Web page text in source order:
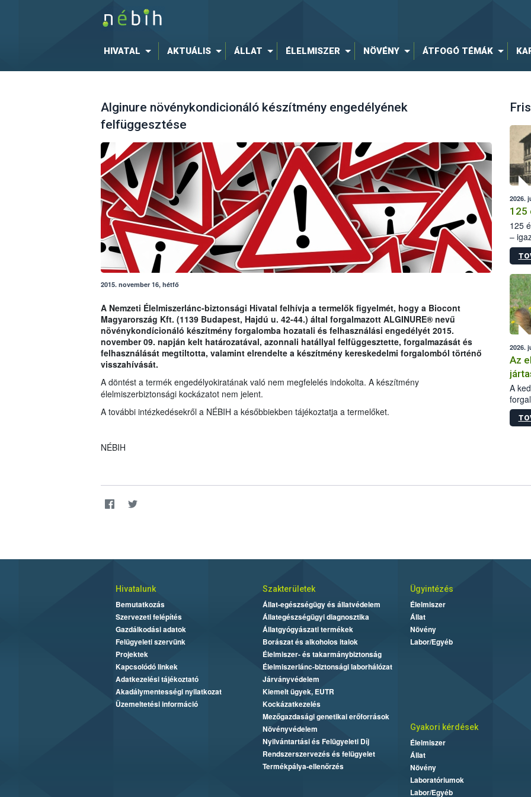
HIVATAL AKTUÁLIS ÁLLAT ÉLELMISZER NÖVÉNY ÁTFOGÓ TÉMÁK
Alginure növénykondicionáló készítmény engedélyének
felfüggesztése
2015. november 16, hétfő
A Nemzeti Élelmiszerlánc-biztonsági Hivatal felhívja a termelők figyelmét, hogy a Biocont
Magyarország Kft. (1139 Budapest, Hajdú u. 42-44.) által forgalmazott ALGINURE® nevű
növénykondícionáló készítmény forgalomba hozatali és felhasználási engedélyét 2015.
november 09. napján kelt határozatával, azonnali hatállyal felfüggesztette, forgalmazását és
felhasználását megtiltotta, valamint elrendelte a készítmény kereskedelmi forgalomból történő
visszahívását.
A döntést a termék engedélyokiratának való nem megfelelés indokolta. A készítmény
élelmiszerbiztonsági kockázatot nem jelent.
A további intézkedésekről a NÉBIH a későbbiekben tájékoztatja a termelőket.
NÉBIH
2026.
125
125
–
15.
2026.
Az
A
Hivatalunk
Bemutatkozás
Szervezeti felépítés
Gazdálkodási adatok
Felügyeleti szervünk
Projektek
Kapcsolódó linkek
Adatkezelési tájékoztató
Akadálymentességi nyilatkozat
Üzemeltetési információ
Szakterületek
Állat-egészségügy és állatvédelem
Állategészségügyi diagnosztika
Állatgyógyászati termékek
Borászat és alkoholos italok
Élelmiszer- és takarmánybiztonság
Élelmiszerlánc-biztonsági laborhálózat
Járványvédelem
Kiemelt ügyek, EUTR
Kockázatkezelés
Mezőgazdasági genetikai erőforrások
Növényvédelem
Nyilvántartási és Felügyeleti Díj
Rendszerszervezés és felügyelet
Termékpálya-ellenőrzés
Ügyintézés
Élelmiszer
Állat
Növény
Labor/Egyéb
Gyakori kérdések
Élelmiszer
Állat
Növény
Laboratóriumok
Labor/Egyéb